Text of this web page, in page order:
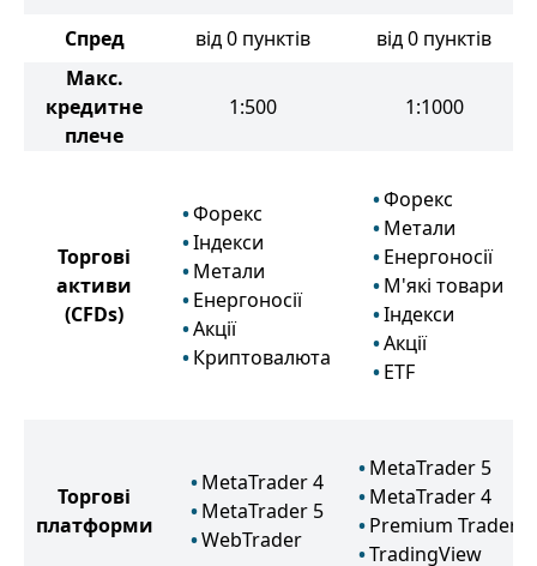
Спред від 0 пунктів
від 0 пунктів
Макс.
кредитне
плече
1:500 1:1000
Торгові
активи
(CFDs)
Форекс
Індекси
Метали
Енергоносії
Акції
Криптовалюта
Форекс
Метали
Енергоносії
М'які товари
Індекси
Акції
ETF
Торгові
платформи
MetaTrader 4
MetaTrader 5
WebTrader
MetaTrader 5
MetaTrader 4
Premium Trader
TradingView